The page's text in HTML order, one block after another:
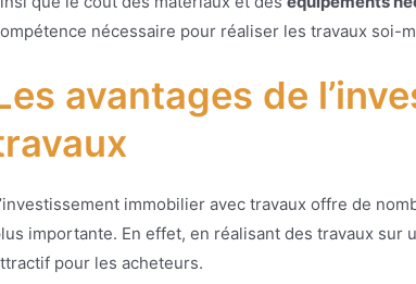
nécessaire pour réaliser les travaux soi-
avantages de
immobilier avec travaux offre de
importante. En effet, en réalisant des travaux
pour les acheteurs.